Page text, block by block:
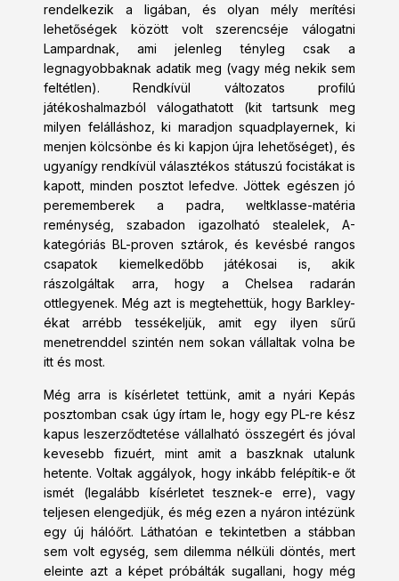
rendelkezik a ligában, és olyan mély merítési
lehetőségek között volt szerencséje válogatni
Lampardnak, ami jelenleg tényleg csak a
legnagyobbaknak adatik meg (vagy még nekik sem
feltétlen). Rendkívül változatos profilú
játékoshalmazból válogathatott (kit tartsunk meg
milyen felálláshoz, ki maradjon squadplayernek, ki
menjen kölcsönbe és ki kapjon újra lehetőséget), és
ugyanígy rendkívül választékos státuszú focistákat is
kapott, minden posztot lefedve. Jöttek egészen jó
perememberek a padra, weltklasse-matéria
reménység, szabadon igazolható stealelek, A-
kategóriás BL-proven sztárok, és kevésbé rangos
csapatok kiemelkedőbb játékosai is, akik
rászolgáltak arra, hogy a Chelsea radarán
ottlegyenek. Még azt is megtehettük, hogy Barkley-
ékat arrébb tessékeljük, amit egy ilyen sűrű
menetrenddel szintén nem sokan vállaltak volna be
itt és most.
Még arra is kísérletet tettünk, amit a nyári Kepás
posztomban csak úgy írtam le, hogy egy PL-re kész
kapus leszerződtetése vállalható összegért és jóval
kevesebb fizuért, mint amit a baszknak utalunk
hetente. Voltak aggályok, hogy inkább felépítik-e őt
ismét (legalább kísérletet tesznek-e erre), vagy
teljesen elengedjük, és még ezen a nyáron intézünk
egy új hálóőrt. Láthatóan e tekintetben a stábban
sem volt egység, sem dilemma nélküli döntés, mert
eleinte azt a képet próbálták sugallani, hogy még